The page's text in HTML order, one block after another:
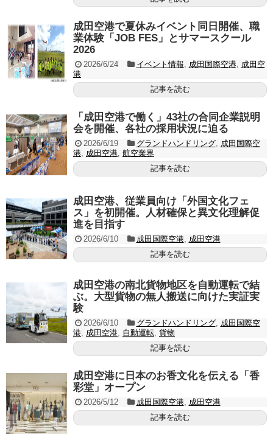
成田空港で夏休みイベント同日開催、職
業体験「JOB FES」とサマースクール
2026
2026/6/24 イベント情報, 成田国際空港, 成田空
港
記事を読む
「成田空港で働く」43社の合同企業説明
会を開催、各社の採用状況に迫る
2026/6/19 グランドハンドリング, 成田国際空
港, 成田空港, 航空業界
記事を読む
成田空港、従業員向け「外国文化フェ
ス」を初開催。人材確保と異文化理解促
進を目指す
2026/6/10 成田国際空港, 成田空港
記事を読む
成田空港の南北貨物地区を自動運転で結
ぶ。大型貨物の無人搬送に向けた実証実
験
2026/6/10 グランドハンドリング, 成田国際空
港, 成田空港, 自動運転, 貨物
記事を読む
成田空港に日本のお香文化を伝える「香
彩堂」オープン
2026/5/12 成田国際空港, 成田空港
記事を読む